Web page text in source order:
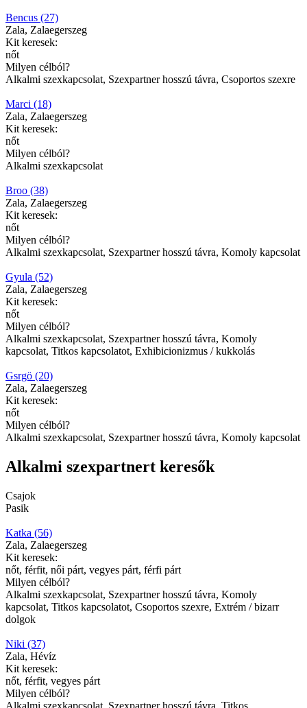
Bencus (27)
Zala, Zalaegerszeg
Kit keresek:
nőt
Milyen célból?
Alkalmi szexkapcsolat, Szexpartner hosszú távra, Csoportos szexre
Marci (18)
Zala, Zalaegerszeg
Kit keresek:
nőt
Milyen célból?
Alkalmi szexkapcsolat
Broo (38)
Zala, Zalaegerszeg
Kit keresek:
nőt
Milyen célból?
Alkalmi szexkapcsolat, Szexpartner hosszú távra, Komoly kapcsolat
Gyula (52)
Zala, Zalaegerszeg
Kit keresek:
nőt
Milyen célból?
Alkalmi szexkapcsolat, Szexpartner hosszú távra, Komoly
kapcsolat, Titkos kapcsolatot, Exhibicionizmus / kukkolás
Gsrgö (20)
Zala, Zalaegerszeg
Kit keresek:
nőt
Milyen célból?
Alkalmi szexkapcsolat, Szexpartner hosszú távra, Komoly kapcsolat
Alkalmi szexpartnert keresők
Csajok
Pasik
Katka (56)
Zala, Zalaegerszeg
Kit keresek:
nőt, férfit, női párt, vegyes párt, férfi párt
Milyen célból?
Alkalmi szexkapcsolat, Szexpartner hosszú távra, Komoly
kapcsolat, Titkos kapcsolatot, Csoportos szexre, Extrém / bizarr
dolgok
Niki (37)
Zala, Hévíz
Kit keresek:
nőt, férfit, vegyes párt
Milyen célból?
Alkalmi szexkapcsolat, Szexpartner hosszú távra, Titkos